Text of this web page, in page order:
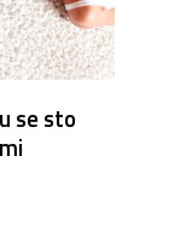
se sto